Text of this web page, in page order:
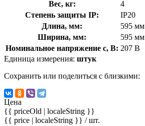
Вес, кг:
4
Степень защиты IP:
IP20
Длина, мм:
595 мм
Ширина, мм:
595 мм
Номинальное напряжение с, В: 207 В
Единица измерения: штук
Сохранить или поделиться с близкими:
Цена
{{ priceOld | localeString }}
{{ price | localeString }} / шт.